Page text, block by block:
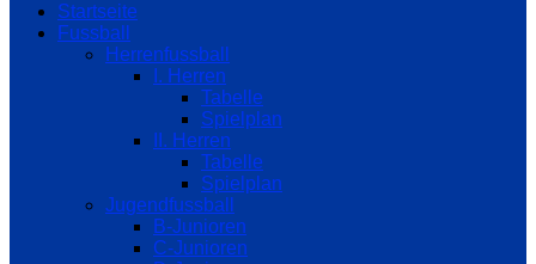
Startseite
Fussball
Herrenfussball
I. Herren
Tabelle
Spielplan
II. Herren
Tabelle
Spielplan
Jugendfussball
B-Junioren
C-Junioren